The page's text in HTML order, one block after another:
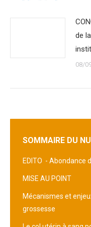
de
08/
SOMMAIRE DU
EDITO - Abondance
MISE AU POINT
Mécanismes et
grossesse